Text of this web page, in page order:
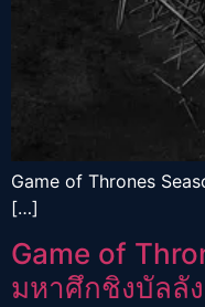
Game of Thrones
[…]
Game of
มหาศึกชิงบัลลั